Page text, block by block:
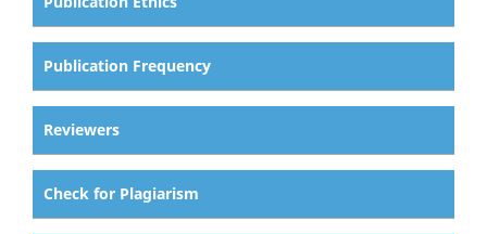
Publication Frequency
Reviewers
Check for Plagiarism